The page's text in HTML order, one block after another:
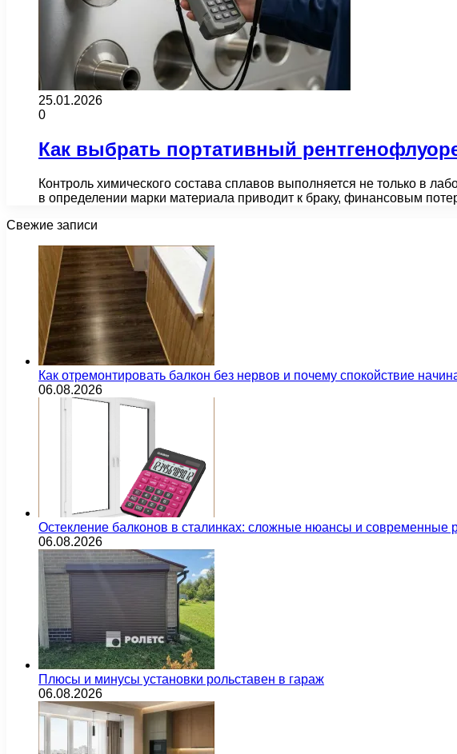
25.01.2026
0
Как выбрать портативный
Контроль химического состава сплавов выполняется не только в
в определении марки материала приводит к браку, финансовым
Свежие записи
Как отремонтировать балкон без нервов и почему спокойствие
06.08.2026
Остекление балконов в сталинках: сложные нюансы и современные
06.08.2026
Плюсы и минусы установки рольставен в гараж
06.08.2026